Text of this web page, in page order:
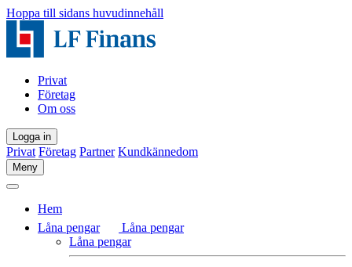
Hoppa till sidans huvudinnehåll
Privat
Företag
Om oss
Logga in
Privat Företag Partner Kundkännedom
Meny
Hem
Låna pengar
Låna pengar
Låna pengar